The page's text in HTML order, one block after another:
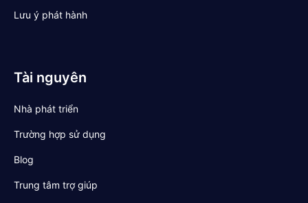
Lưu ý phát hành
Tài nguyên
Nhà phát triển
Trường hợp sử dụng
Blog
Trung tâm trợ giúp